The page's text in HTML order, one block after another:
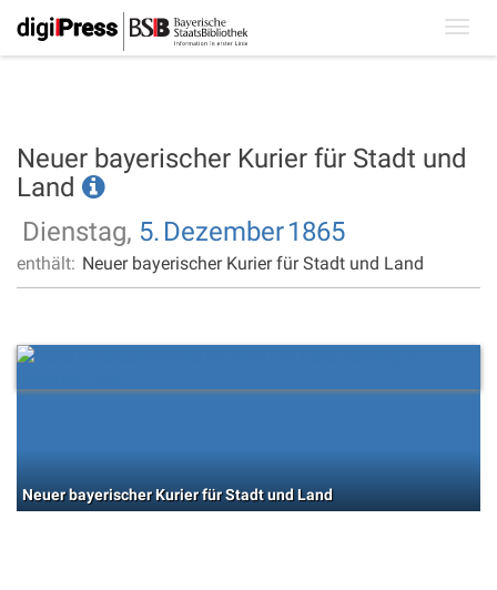
Neuer bayerischer Kurier für Stadt und
Land
Dienstag, 5. Dezember1865
enthält: Neuer bayerischer Kurier für Stadt und Land
Neuer bayerischer Kurier für Stadt und Land